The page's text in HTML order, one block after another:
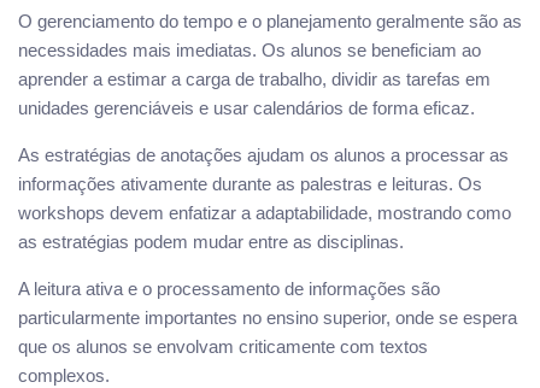
O gerenciamento do tempo e o planejamento geralmente são as
necessidades mais imediatas. Os alunos se beneficiam ao
aprender a estimar a carga de trabalho, dividir as tarefas em
unidades gerenciáveis e usar calendários de forma eficaz.
As estratégias de anotações ajudam os alunos a processar as
informações ativamente durante as palestras e leituras. Os
workshops devem enfatizar a adaptabilidade, mostrando como
as estratégias podem mudar entre as disciplinas.
A leitura ativa e o processamento de informações são
particularmente importantes no ensino superior, onde se espera
que os alunos se envolvam criticamente com textos
complexos.